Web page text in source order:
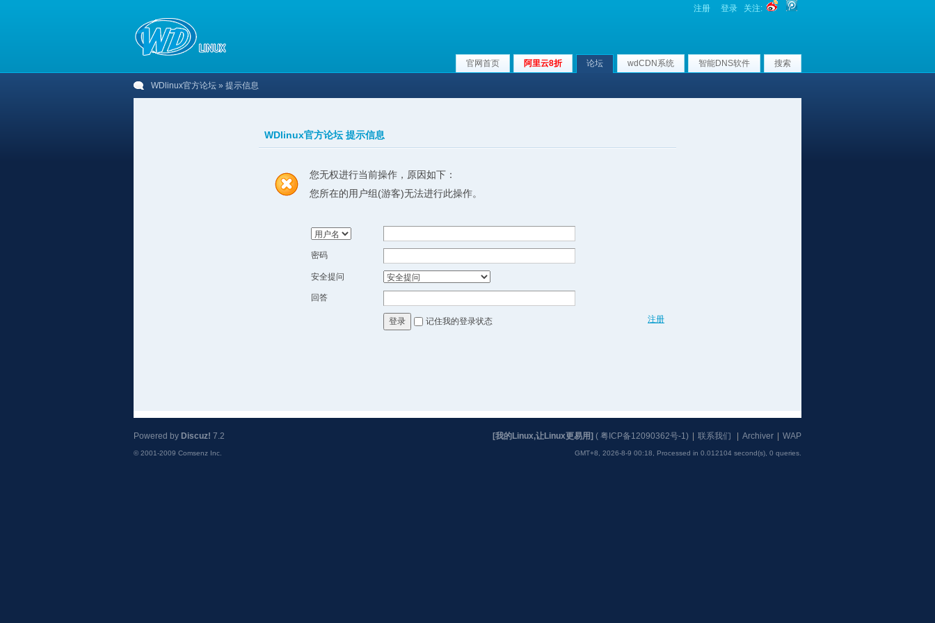
注册 登录 关注:
官网首页 阿里云8折 论坛 wdCDN系统 智能DNS软件 搜索
WDlinux官方论坛 » 提示信息
WDlinux官方论坛 提示信息
您无权进行当前操作，原因如下：
您所在的用户组(游客)无法进行此操作。
密码
安全提问
回答
注册
登录 记住我的登录状态
[我的Linux,让Linux更易用] ( 粤ICP备12090362号-1) 联系我们 Archiver WAP
GMT+8, 2026-8-9 00:18, Processed in 0.012104 second(s), 0 queries
Powered by Discuz! 7.2
© 2001-2009 Comsenz Inc.